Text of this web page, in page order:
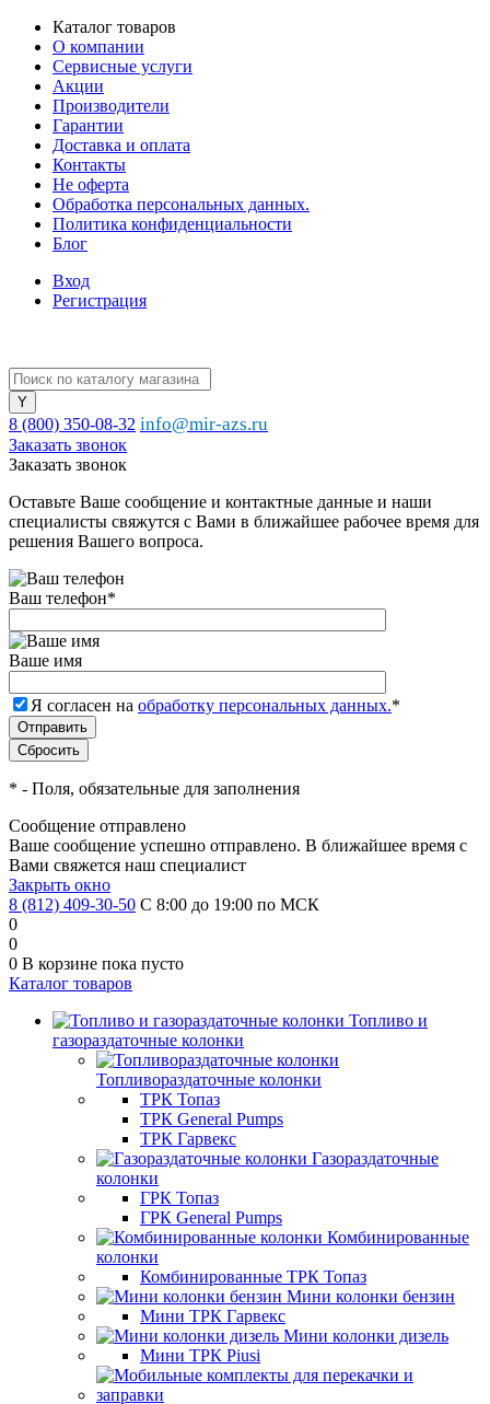
Каталог товаров
О компании
Сервисные услуги
Акции
Производители
Гарантии
Доставка и оплата
Контакты
Не оферта
Обработка персональных данных.
Политика конфиденциальности
Блог
Вход
Регистрация
8 (800) 350-08-32 info@mir-azs.ru
Заказать звонок
Заказать звонок
Оставьте Ваше сообщение и контактные данные и наши
специалисты свяжутся с Вами в ближайшее рабочее время для
решения Вашего вопроса.
Ваш телефон*
Ваше имя
Я согласен на обработку персональных данных.*
* - Поля, обязательные для заполнения
Сообщение отправлено
Ваше сообщение успешно отправлено. В ближайшее время с
Вами свяжется наш специалист
Закрыть окно
8 (812) 409-30-50 С 8:00 до 19:00 по МСК
0
0
0 В корзине пока пусто
Каталог товаров
Топливо и
газораздаточные колонки
Топливораздаточные колонки
ТРК Топаз
ТРК General Pumps
ТРК Гарвекс
Газораздаточные
колонки
ГРК Топаз
ГРК General Pumps
Комбинированные
колонки
Комбинированные ТРК Топаз
Мини колонки бензин
Мини ТРК Гарвекс
Мини колонки дизель
Мини ТРК Piusi